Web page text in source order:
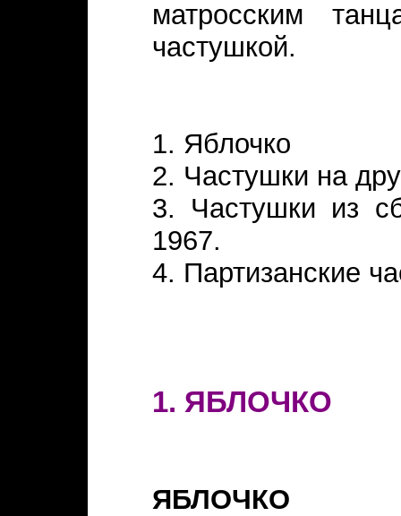
матросским
частушкой.
1. Яблочко
2. Частушки на
3. Частушки из
1967.
4. Партизанские
1. ЯБЛОЧКО
ЯБЛОЧКО